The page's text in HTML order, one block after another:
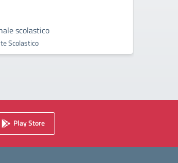
scolastico
Scolastico
Play Store